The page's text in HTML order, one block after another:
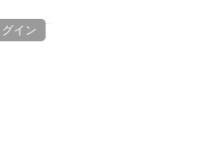
グイン